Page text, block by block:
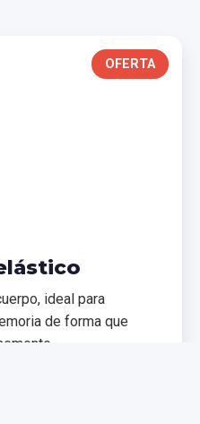
OFERTA
ideal para
de forma que